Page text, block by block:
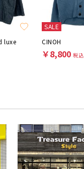
luxe
SALE
CINOH
￥8,800 税込